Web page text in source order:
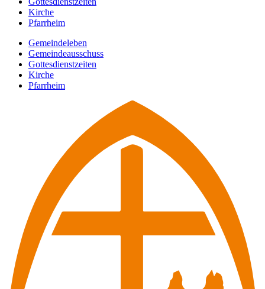
Kirche
Pfarrheim
Gemeindeleben
Gemeindeausschuss
Gottesdienstzeiten
Kirche
Pfarrheim